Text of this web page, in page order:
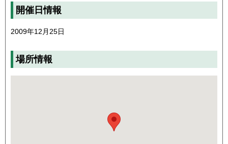
開催日情報
2009年12月25日
場所情報